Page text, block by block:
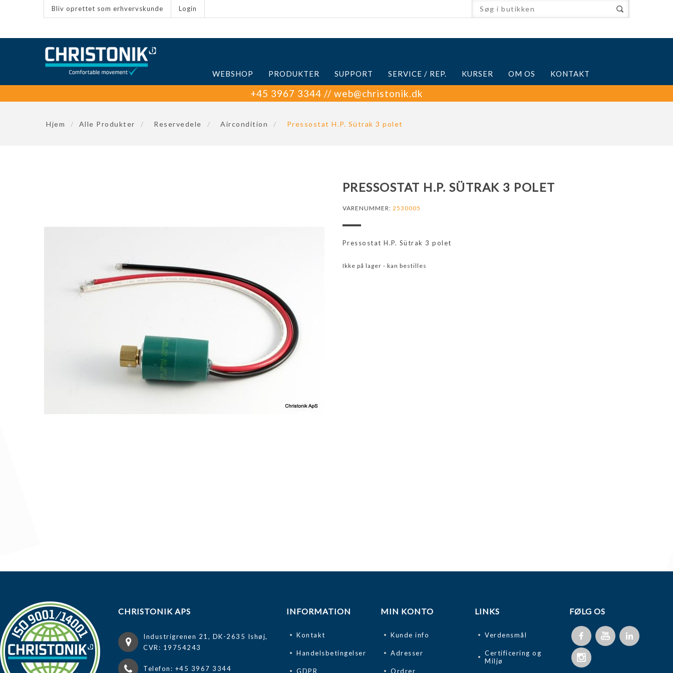
Bliv oprettet som erhvervskunde Login
WEBSHOP PRODUKTER SUPPORT SERVICE / REP. KURSER OM OS KONTAKT
+45 3967 3344 // web@christonik.dk
Hjem / Alle Produkter / Reservedele / Aircondition / Pressostat H.P. Sütrak 3 polet
PRESSOSTAT H.P. SÜTRAK 3 POLET
VARENUMMER: 2530005
Pressostat H.P. Sütrak 3 polet
Ikke på lager - kan bestilles
CHRISTONIK APS
Industrigrenen 21, DK-2635 Ishøj,
CVR: 19754243
Telefon: +45 3967 3344
INFORMATION
Kontakt
Handelsbetingelser
GDPR
MIN KONTO
Kunde info
Adresser
Ordrer
LINKS
Verdensmål
Certificering og
Miljø
FØLG OS